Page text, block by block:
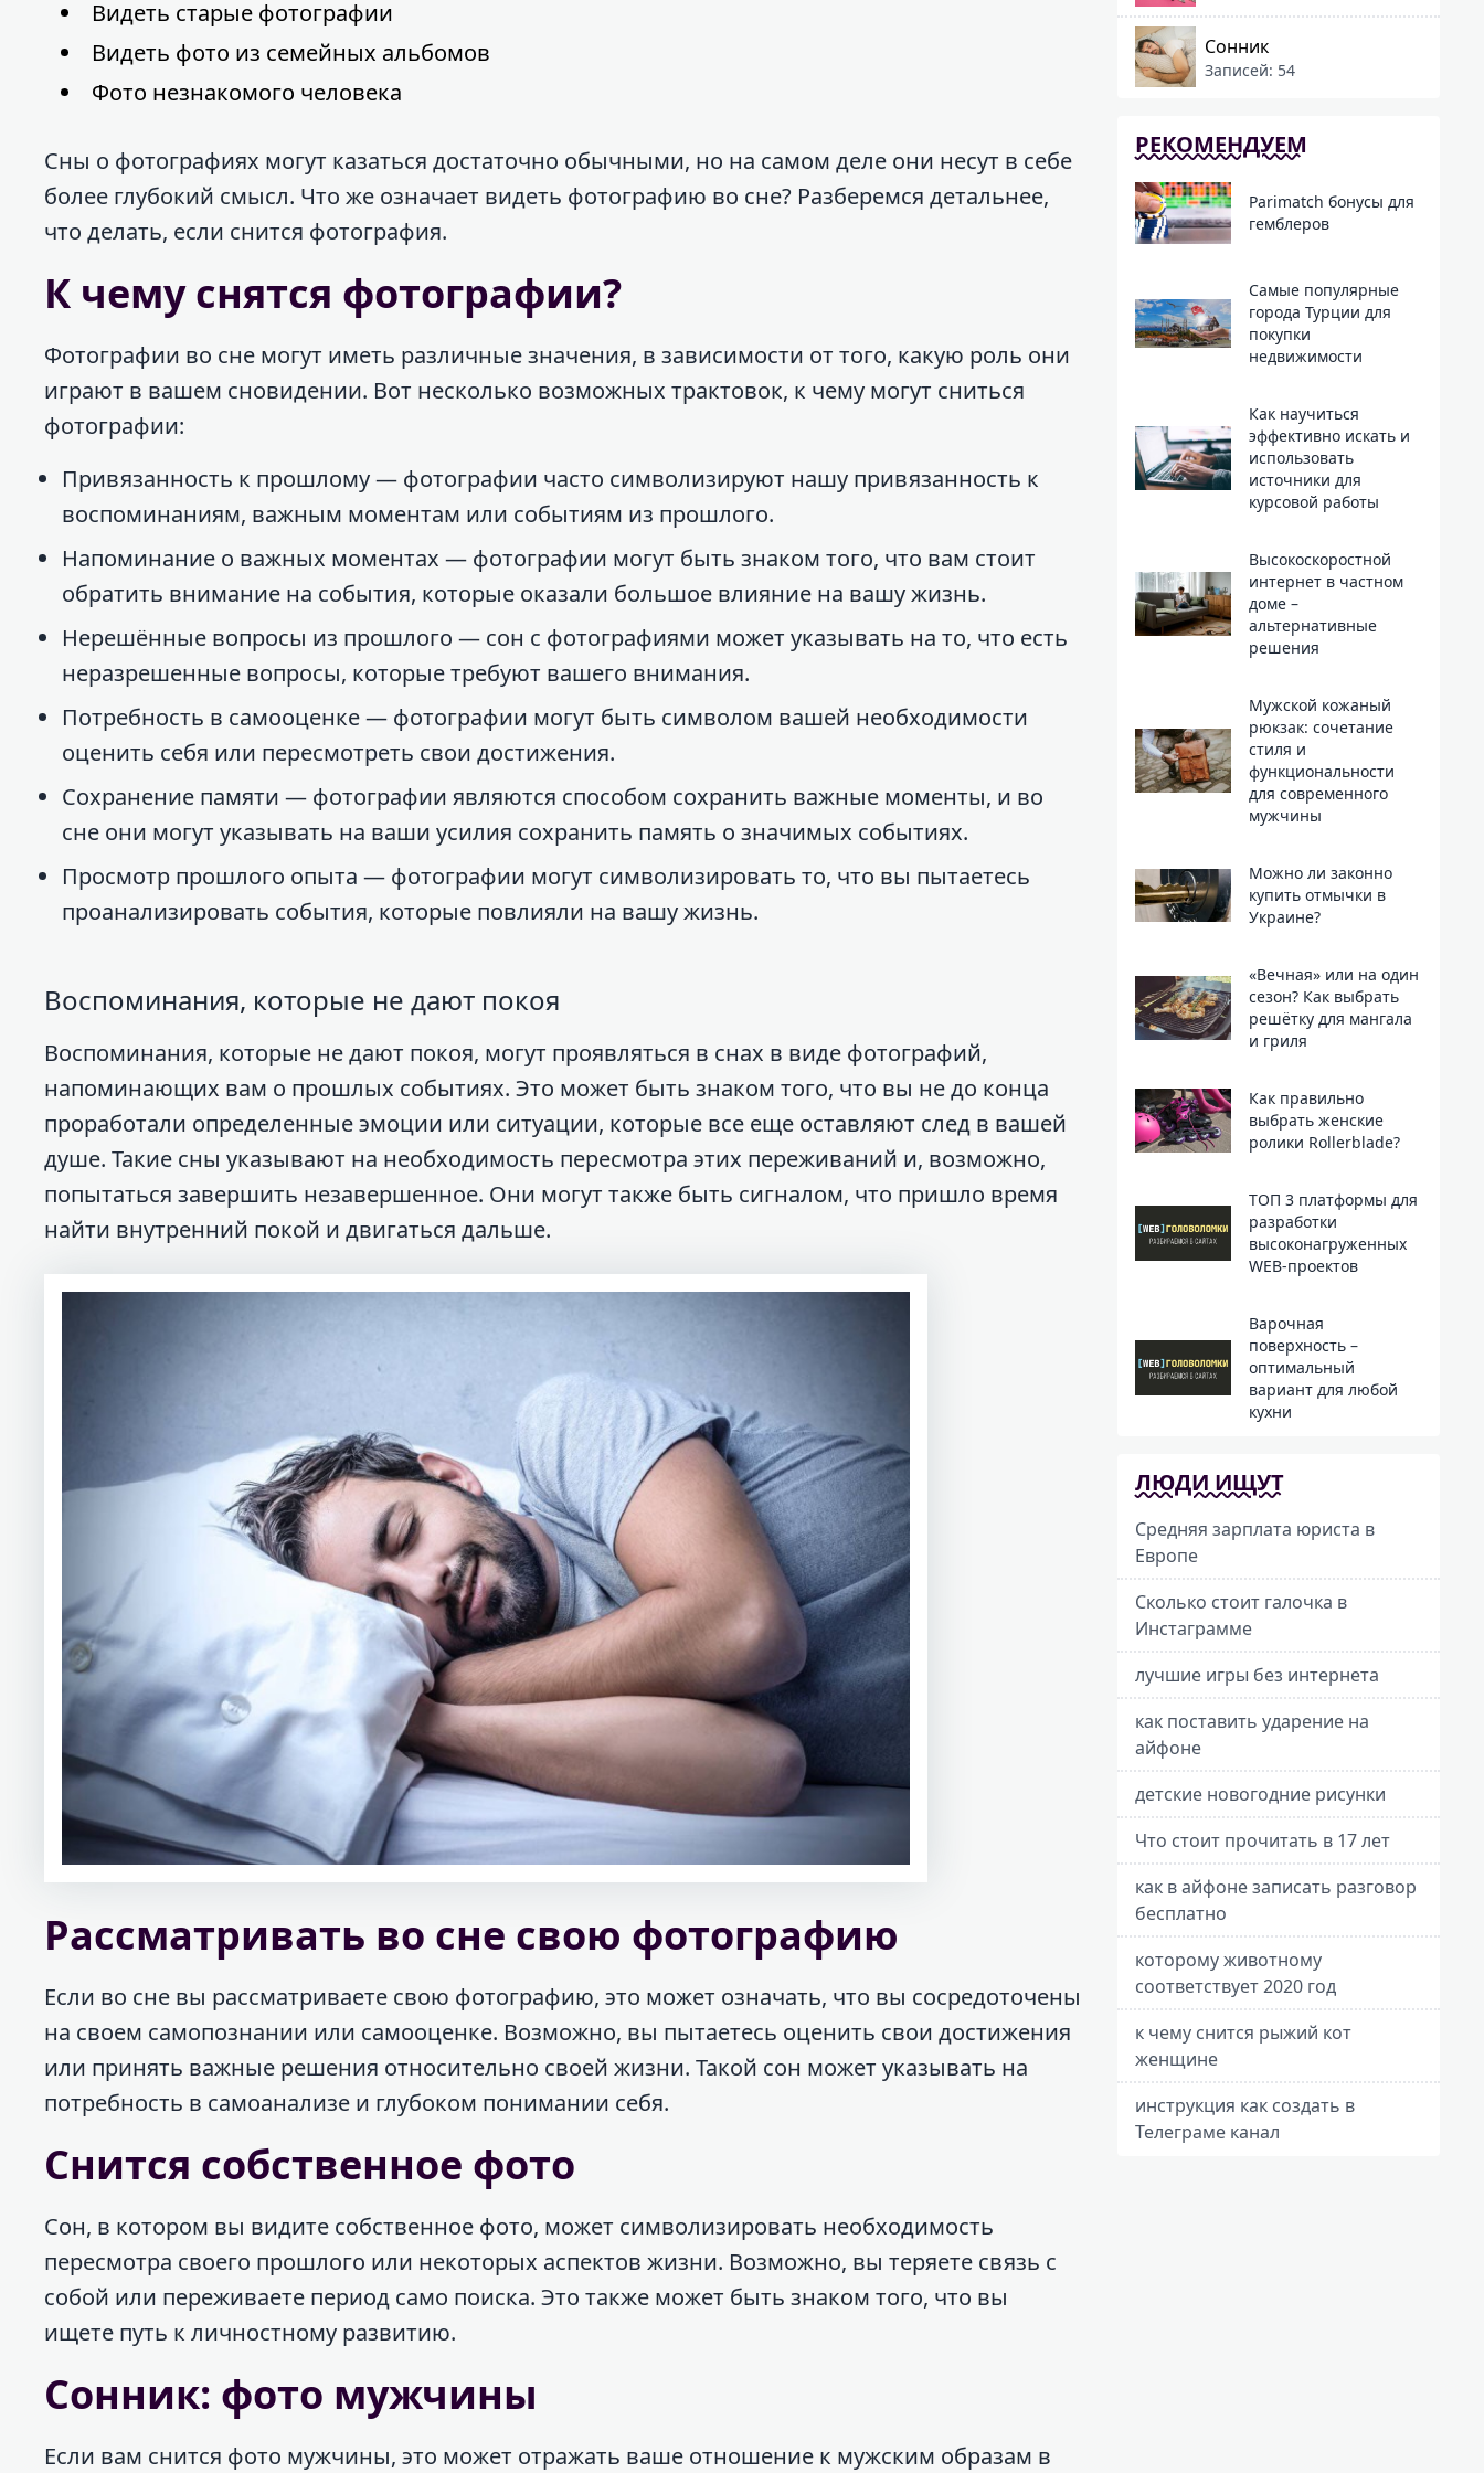
Видеть старые фотографии
Видеть фото из семейных альбомов
Фото незнакомого человека
Сны о фотографиях могут казаться достаточно обычными, но на самом деле они несут в себе
более глубокий смысл. Что же означает видеть фотографию во сне? Разберемся детальнее,
что делать, если снится фотография.
К чему снятся фотографии?
Фотографии во сне могут иметь различные значения, в зависимости от того, какую роль они
играют в вашем сновидении. Вот несколько возможных трактовок, к чему могут сниться
фотографии:
Привязанность к прошлому — фотографии часто символизируют нашу привязанность к
воспоминаниям, важным моментам или событиям из прошлого.
Напоминание о важных моментах — фотографии могут быть знаком того, что вам стоит
обратить внимание на события, которые оказали большое влияние на вашу жизнь.
Нерешённые вопросы из прошлого — сон с фотографиями может указывать на то, что есть
неразрешенные вопросы, которые требуют вашего внимания.
Потребность в самооценке — фотографии могут быть символом вашей необходимости
оценить себя или пересмотреть свои достижения.
Сохранение памяти — фотографии являются способом сохранить важные моменты, и во
сне они могут указывать на ваши усилия сохранить память о значимых событиях.
Просмотр прошлого опыта — фотографии могут символизировать то, что вы пытаетесь
проанализировать события, которые повлияли на вашу жизнь.
Воспоминания, которые не дают покоя
Воспоминания, которые не дают покоя, могут проявляться в снах в виде фотографий,
напоминающих вам о прошлых событиях. Это может быть знаком того, что вы не до конца
проработали определенные эмоции или ситуации, которые все еще оставляют след в вашей
душе. Такие сны указывают на необходимость пересмотра этих переживаний и, возможно,
попытаться завершить незавершенное. Они могут также быть сигналом, что пришло время
найти внутренний покой и двигаться дальше.
Рассматривать во сне свою фотографию
Если во сне вы рассматриваете свою фотографию, это может означать, что вы сосредоточены
на своем самопознании или самооценке. Возможно, вы пытаетесь оценить свои достижения
или принять важные решения относительно своей жизни. Такой сон может указывать на
потребность в самоанализе и глубоком понимании себя.
Снится собственное фото
Сон, в котором вы видите собственное фото, может символизировать необходимость
пересмотра своего прошлого или некоторых аспектов жизни. Возможно, вы теряете связь с
собой или переживаете период само поиска. Это также может быть знаком того, что вы
ищете путь к личностному развитию.
Сонник: фото мужчины
Если вам снится фото мужчины, это может отражать ваше отношение к мужским образам в
Сонник
Записей: 54
РЕКОМЕНДУЕМ
Parimatch бонусы для
гемблеров
Самые популярные
города Турции для
покупки
недвижимости
Как научиться
эффективно искать и
использовать
источники для
курсовой работы
Высокоскоростной
интернет в частном
доме –
альтернативные
решения
Мужской кожаный
рюкзак: сочетание
стиля и
функциональности
для современного
мужчины
Можно ли законно
купить отмычки в
Украине?
«Вечная» или на один
сезон? Как выбрать
решётку для мангала
и гриля
Как правильно
выбрать женские
ролики Rollerblade?
ТОП 3 платформы для
разработки
высоконагруженных
WEB-проектов
Варочная
поверхность –
оптимальный
вариант для любой
кухни
ЛЮДИ ИЩУТ
Средняя зарплата юриста в
Европе
Сколько стоит галочка в
Инстаграмме
лучшие игры без интернета
как поставить ударение на
айфоне
детские новогодние рисунки
Что стоит прочитать в 17 лет
как в айфоне записать разговор
бесплатно
которому животному
соответствует 2020 год
к чему снится рыжий кот
женщине
инструкция как создать в
Телеграме канал